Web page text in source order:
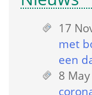
17
met
een
8